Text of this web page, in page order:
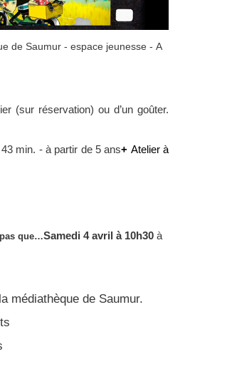
de Saumur - espace jeunesse - A
(sur réservation) ou d’un goûter.
min. - à partir de 5 ans+ Atelier à
que…Samedi 4 avril à 10h30 à
médiathèque de Saumur.